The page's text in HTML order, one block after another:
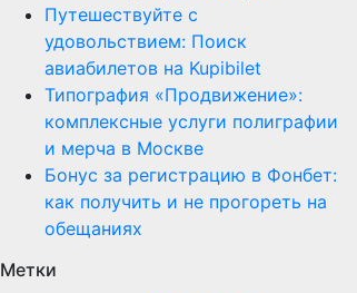
Путешествуйте с
удовольствием: Поиск
авиабилетов на Kupibilet
Типография «Продвижение»:
комплексные услуги полиграфии
и мерча в Москве
Бонус за регистрацию в Фонбет:
как получить и не прогореть на
обещаниях
Метки